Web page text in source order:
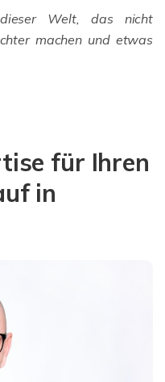
Welt, das nicht
machen und etwas
für Ihren
in